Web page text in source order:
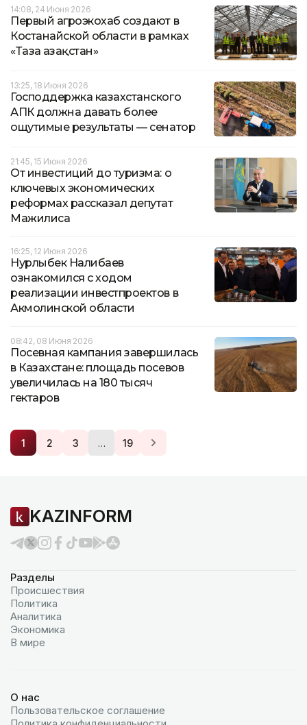
14:08, 24 Июня 2026
Первый агроэкохаб создают в
Костанайской области в рамках
«Таза Қазақстан»
13:25, 18 Июня 2026
Господдержка казахстанского
АПК должна давать более
ощутимые результаты — сенатор
21:45, 15 Июня 2026
От инвестиций до туризма: о
ключевых экономических
реформах рассказал депутат
Мажилиса
16:25, 12 Июня 2026
Нурлыбек Налибаев
ознакомился с ходом
реализации инвестпроектов в
Акмолинской области
08:42, 08 Июня 2026
Посевная кампания завершилась
в Казахстане: площадь посевов
увеличилась на 180 тысяч
гектаров
1 2 3 … 19
KAZINFORM
Разделы
Происшествия
Политика
Аналитика
Экономика
В мире
О нас
Пользовательское соглашение